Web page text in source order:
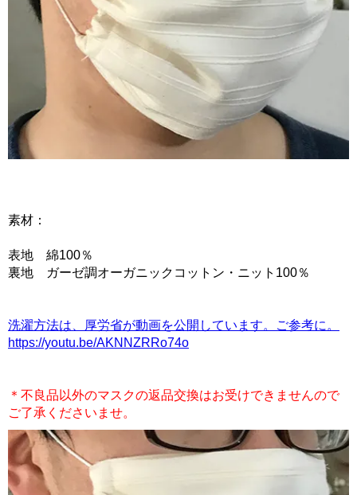
素材：
表地 綿100％
裏地 ガーゼ調オーガニックコットン・ニット100％
洗濯方法は、厚労省が動画を公開しています。ご参考に。
https://youtu.be/AKNNZRRo74o
＊不良品以外のマスクの返品交換はお受けできませんので
ご了承くださいませ。